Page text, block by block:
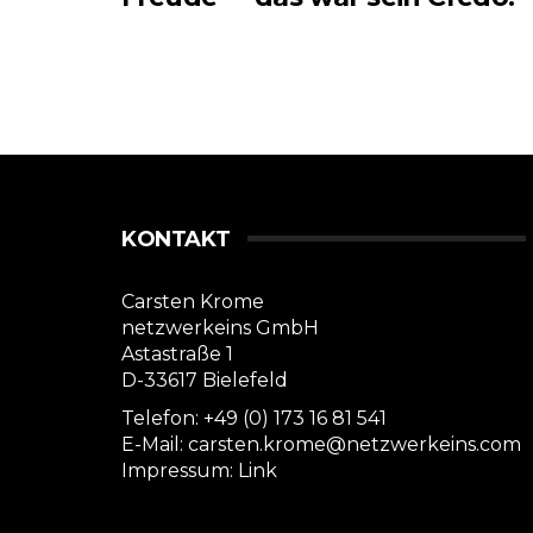
KONTAKT
Carsten Krome
netzwerkeins GmbH
Astastraße 1
D-33617 Bielefeld
Telefon: +49 (0) 173 16 81 541
E-Mail: carsten.krome@netzwerkeins.com
Impressum: Link